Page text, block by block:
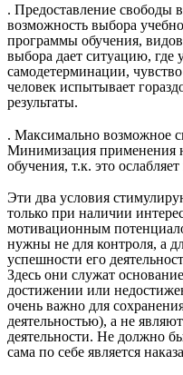
. Предоставление
возможность выбора
программы обучения,
выбора дает ситуацию, где
самодетерминации,
человек испытывает
результаты.
. Максимально возможное
Минимизация применения
обучения, т.к. это
Эти два условия
только при наличии
мотивационным
нужны не для контроля, а
успешности его
Здесь они служат
достижении или
очень важно для
деятельностью), а не
деятельности. Не должно
сама по себе является